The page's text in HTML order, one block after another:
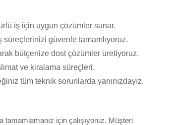
iş için uygun çözümler sunar.
güvenle tamamlıyoruz.
bütçenize dost çözümler üretiyoruz.
ve kiralama süreçleri.
tüm teknik sorunlarda yanınızdayız.
tamamlamanız için çalışıyoruz. Müşteri